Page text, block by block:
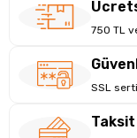
İşletim
Sistemi
Desteği
Studio
750 TL
SSL
Taksit